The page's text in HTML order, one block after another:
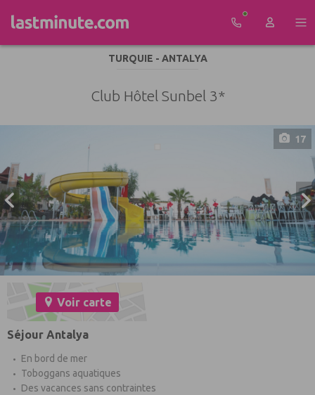
TURQUIE - ANTALYA
Club Hôtel Sunbel 3*
17
Voir carte
Séjour Antalya
En bord de mer
Toboggans aquatiques
Des vacances sans contraintes